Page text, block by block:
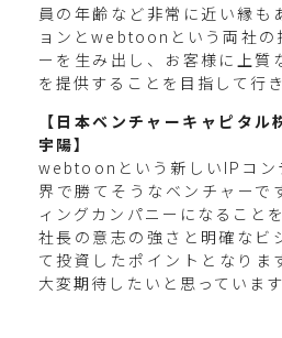
員の年齢など非常に近い縁も
ョンとwebtoonという両社の
ーを生み出し、お客様に上質
を提供することを目指して行き
【日本ベンチャーキャピタ
宇陽】
webtoonという新しいIPコン
界で勝てそうなベンチャーで
ィングカンパニーになること
社長の意志の強さと明確なビ
て投資したポイントとなりま
大変期待したいと思っています